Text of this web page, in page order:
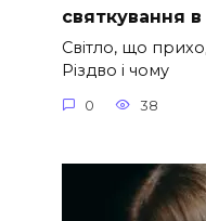
святкування в
Світло, що
Різдво і чому
0 38